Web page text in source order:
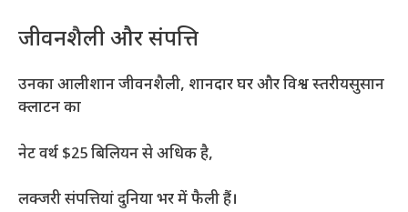
जीवनशैली और संपत्ति
उनका आलीशान जीवनशैली, शानदार घर और विश्व स्तरीयसुसान
क्लाटन का
नेट वर्थ $25 बिलियन से अधिक है,
लक्जरी संपत्तियां दुनिया भर में फैली हैं।